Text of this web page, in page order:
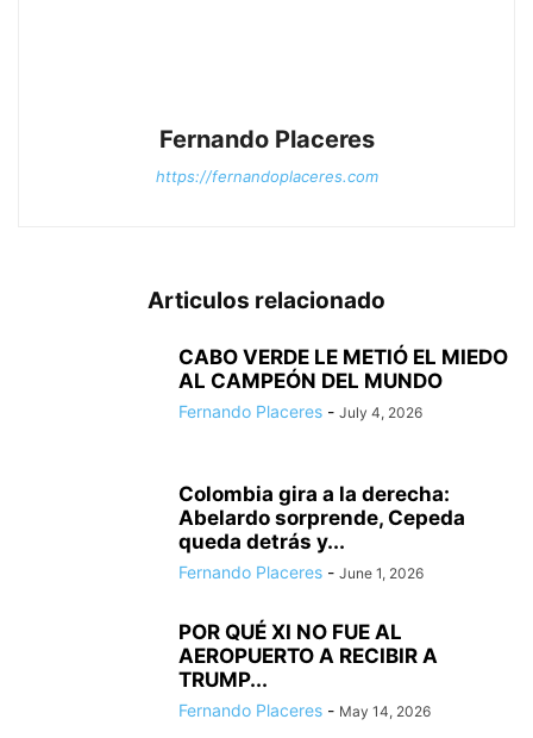
Fernando Placeres
https://fernandoplaceres.com
Articulos relacionado
CABO VERDE LE METIÓ EL MIEDO
AL CAMPEÓN DEL MUNDO
Fernando Placeres - July 4, 2026
Colombia gira a la derecha:
Abelardo sorprende, Cepeda
queda detrás y...
Fernando Placeres - June 1, 2026
POR QUÉ XI NO FUE AL
AEROPUERTO A RECIBIR A
TRUMP...
Fernando Placeres - May 14, 2026